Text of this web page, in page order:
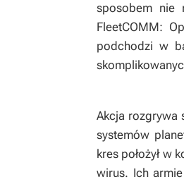
sposobem nie
FleetCOMM:
podchodzi w
Akcja rozgrywa
systemów
kres położył w
wirus. Ich